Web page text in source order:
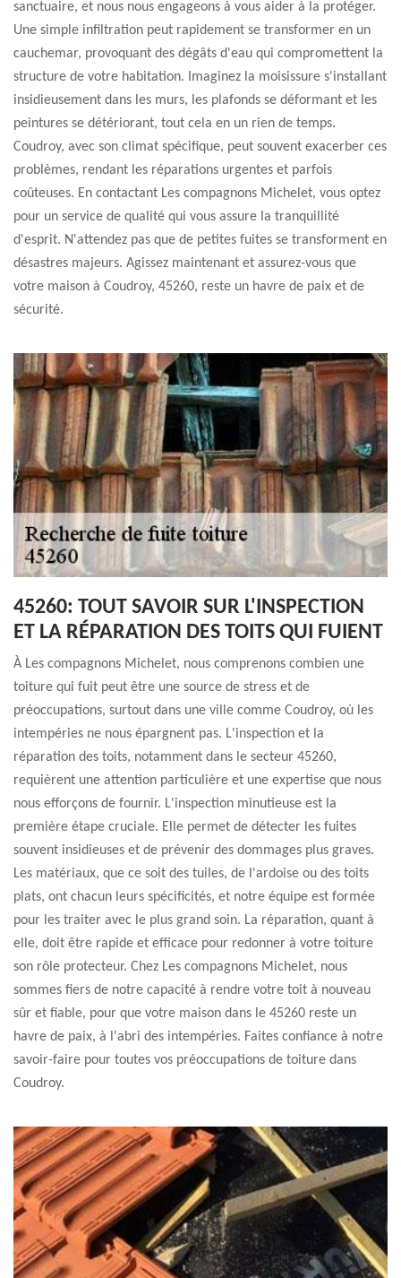
sanctuaire, et nous nous engageons à vous aider à la protéger.
Une simple infiltration peut rapidement se transformer en un
cauchemar, provoquant des dégâts d'eau qui compromettent la
structure de votre habitation. Imaginez la moisissure s'installant
insidieusement dans les murs, les plafonds se déformant et les
peintures se détériorant, tout cela en un rien de temps.
Coudroy, avec son climat spécifique, peut souvent exacerber ces
problèmes, rendant les réparations urgentes et parfois
coûteuses. En contactant Les compagnons Michelet, vous optez
pour un service de qualité qui vous assure la tranquillité
d'esprit. N'attendez pas que de petites fuites se transforment en
désastres majeurs. Agissez maintenant et assurez-vous que
votre maison à Coudroy, 45260, reste un havre de paix et de
sécurité.
45260: TOUT SAVOIR SUR L'INSPECTION
ET LA RÉPARATION DES TOITS QUI FUIENT
À Les compagnons Michelet, nous comprenons combien une
toiture qui fuit peut être une source de stress et de
préoccupations, surtout dans une ville comme Coudroy, où les
intempéries ne nous épargnent pas. L'inspection et la
réparation des toits, notamment dans le secteur 45260,
requièrent une attention particulière et une expertise que nous
nous efforçons de fournir. L'inspection minutieuse est la
première étape cruciale. Elle permet de détecter les fuites
souvent insidieuses et de prévenir des dommages plus graves.
Les matériaux, que ce soit des tuiles, de l'ardoise ou des toits
plats, ont chacun leurs spécificités, et notre équipe est formée
pour les traiter avec le plus grand soin. La réparation, quant à
elle, doit être rapide et efficace pour redonner à votre toiture
son rôle protecteur. Chez Les compagnons Michelet, nous
sommes fiers de notre capacité à rendre votre toit à nouveau
sûr et fiable, pour que votre maison dans le 45260 reste un
havre de paix, à l'abri des intempéries. Faites confiance à notre
savoir-faire pour toutes vos préoccupations de toiture dans
Coudroy.